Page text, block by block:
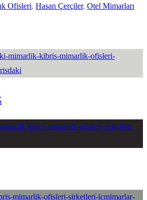
Ofisleri, Hasan Çerçiler, Otel Mimarları